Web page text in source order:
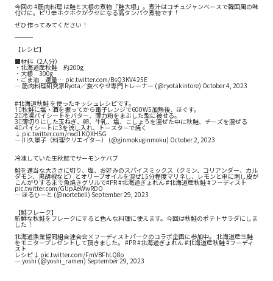
今回の #筋肉料理は鮭と大根の煮物「鮭大根」。煮汁はコチュジャンベースで韓国風の味
付けに。ピリ辛ホクホクがクセになる高タンパク煮物です！
ぜひ作ってみてください！
───
【レシピ】
■材料（2人分）
・北海道産秋鮭 約200g
・大根 300g
・ごま油 適量… pic.twitter.com/BsQ3KV425E
— 筋肉料理研究家Ryota／食べやせ専門トレーナー (@ryotakintore) October 4, 2023
#北海道秋鮭を使ったキッシュレシピです。
1⃣秋鮭に塩・酒を振ってから電子レンジで600W5加熱後、ほぐす。
2⃣冷凍パイシートをバター、薄力粉をまぶした型に被せる。
3⃣薄切りにした玉ねぎ、卵、牛乳、塩、こしょうを混ぜた中に秋鮭、チーズを混ぜる
4⃣パイシートに3を流し入れ、トースターで焼く
↓ pic.twitter.com/rwd1KQXHSG
— 川久景子（料理クリエイター） (@ginmokuginmoku) October 2, 2023
冷凍していた生秋鮭でサーモンケバブ
鮭を適当な大きさに切り、塩、お好みのスパイスミックス（クミン、コリアンダー、カル
ダモン、黒胡椒など）とオリーブオイルを混ぜ15分程度マリネし、レモンと串に刺し皮が
こんがりするまで魚焼きグリルで#PR#北海道ぎょれん#北海道産秋鮭#フーディスト
pic.twitter.com/GUpAeWwRDO
— ほるひーと (@nortebell)September 29, 2023
【鮭フレーク】
新鮮な秋鮭をフレークにすると色んな料理に使えます。今回は秋鮭のポテトサラダにしま
した！
北海道漁業協同組合連合会×フーディストパークのコラボ企画に参加中。 北海道産生鮭
をモニタープレゼントして頂きました。 #PR#北海道ぎょれん#北海道産秋鮭#フーディ
スト
レシピ↓ pic.twitter.com/FmVBFhLQ8o
— yoshi (@yoshi_ramen)September 29, 2023